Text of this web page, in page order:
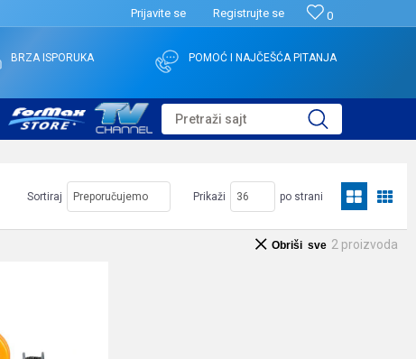
0
Prijavite se Registrujte se
BRZA ISPORUKA POMOĆ I NAJČEŠĆA PITANJA
Pretraži sajt
Sortiraj Prikaži po strani
2 proizvoda
Obriši sve